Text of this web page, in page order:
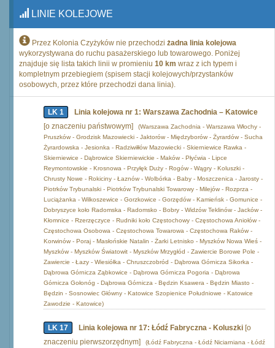
LINIE KOLEJOWE
Przez Kolonia Czyżyków nie przechodzi żadna linia kolejowa
wykorzystywana do ruchu pasażerskiego lub towarowego. Poniżej
znajduje się lista takich linii w promieniu 10 km wraz z ich typem i
kompletnym przebiegiem (spisem stacji kolejowych/przystanków
osobowych, przez które przechodzi dana linia).
LK 1
Linia kolejowa nr 1: Warszawa Zachodnia – Katowice
[o znaczeniu państwowym]
(Warszawa Zachodnia - Warszawa Włochy -
Pruszków - Grodzisk Mazowiecki - Jaktorów - Międzyborów - Żyrardów - Sucha
Żyrardowska - Jesionka - Radziwiłłów Mazowiecki - Skierniewice Rawka -
Skierniewice - Dąbrowice Skierniewickie - Maków - Płyćwia - Lipce
Reymontowskie - Krosnowa - Przyłęk Duży - Rogów - Wągry - Koluszki -
Chrusty Nowe - Rokiciny - Łaznów - Wolbórka - Baby - Moszczenica - Jarosty -
Piotrków Trybunalski - Piotrków Trybunalski Towarowy - Milejów - Rozprza -
Luciążanka - Wilkoszewice - Gorzkowice - Gorzędów - Kamieńsk - Gomunice -
Dobryszyce koło Radomska - Radomsko - Bobry - Widzów Teklinów - Jacków -
Kłomnice - Rzerzęczyce - Rudniki koło Częstochowy - Częstochowa Aniołów -
Częstochowa Osobowa - Częstochowa Towarowa - Częstochowa Raków -
Korwinów - Poraj - Masłońskie Natalin - Żarki Letnisko - Myszków Nowa Wieś -
Myszków - Myszków Światowit - Myszków Mrzygłód - Zawiercie Borowe Pole -
Zawiercie - Łazy - Wiesiółka - Chruszczobród - Dąbrowa Górnicza Sikorka -
Dąbrowa Górnicza Ząbkowice - Dąbrowa Górnicza Pogoria - Dąbrowa
Górnicza Gołonóg - Dąbrowa Górnicza - Będzin Ksawera - Będzin Miasto -
Będzin - Sosnowiec Główny - Katowice Szopienice Południowe - Katowice
Zawodzie - Katowice)
LK 17 Linia kolejowa nr 17: Łódź Fabryczna - Koluszki [o
znaczeniu pierwszorzędnym]
(Łódź Fabryczna - Łódź Niciarniana - Łódź